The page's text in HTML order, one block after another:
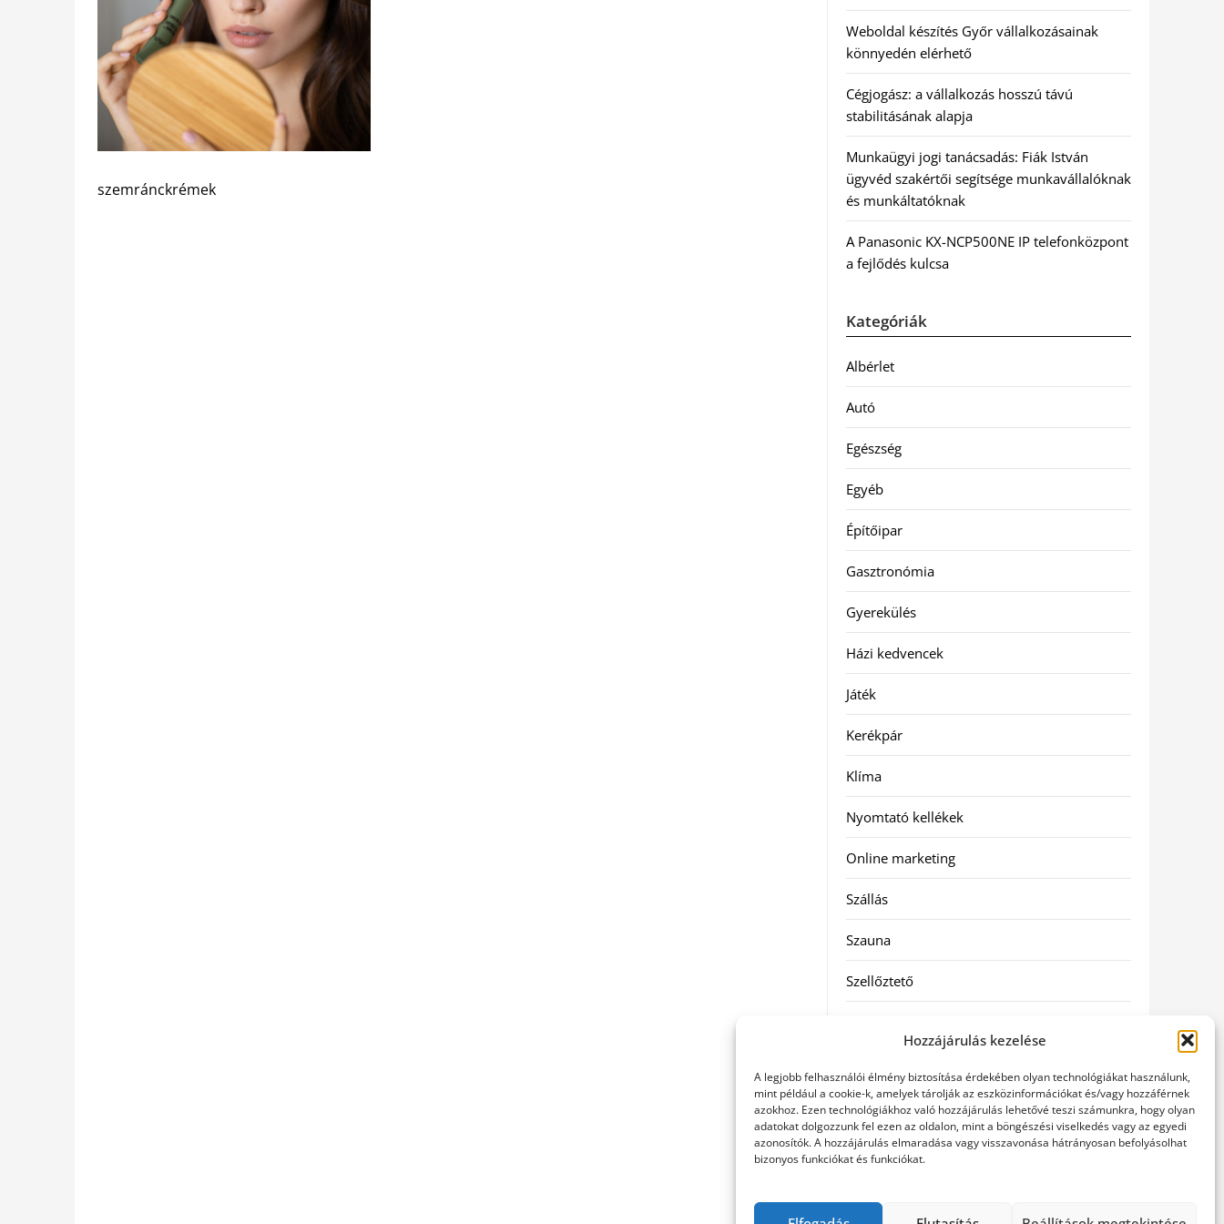
Hozzájárulás kezelése
A legjobb felhasználói élmény biztosítása érdekében olyan technológiákat használunk,
mint például a cookie-k, amelyek tárolják az eszközinformációkat és/vagy hozzáférnek
azokhoz. Ezen technológiákhoz való hozzájárulás lehetővé teszi számunkra, hogy olyan
adatokat dolgozzunk fel ezen az oldalon, mint a böngészési viselkedés vagy az egyedi
azonosítók. A hozzájárulás elmaradása vagy visszavonása hátrányosan befolyásolhat
bizonyos funkciókat és funkciókat.
szemránckrémek
Weboldal készítés Győr vállalkozásainak
könnyedén elérhető
Cégjogász: a vállalkozás hosszú távú
stabilitásának alapja
Munkaügyi jogi tanácsadás: Fiák István
ügyvéd szakértői segítsége munkavállalóknak
és munkáltatóknak
A Panasonic KX-NCP500NE IP telefonközpont
a fejlődés kulcsa
Kategóriák
Albérlet
Autó
Egészség
Egyéb
Építőipar
Gasztronómia
Gyerekülés
Házi kedvencek
Játék
Kerékpár
Klíma
Nyomtató kellékek
Online marketing
Szállás
Szauna
Szellőztető
Utazás
Vásárlás